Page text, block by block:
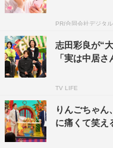
「かなり熱いものが好
は、電子レンジを熱め
発。その意外な原因と
ってえびグラタンが爆
開。扉が勝手に開くほ
前回『仰天ニュース』
の2くらいたつまで一言
PR(合同会社デジタ
志田彩良が“
「実は中居
TV LIFE
りんごちゃん
に痛くて笑え